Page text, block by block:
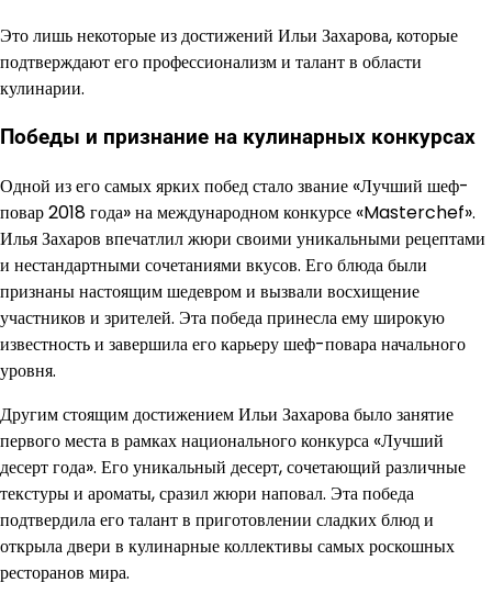
Это лишь некоторые из достижений Ильи Захарова, которые
подтверждают его профессионализм и талант в области
кулинарии.
Победы и признание на кулинарных конкурсах
Одной из его самых ярких побед стало звание «Лучший шеф-
повар 2018 года» на международном конкурсе «Masterchef».
Илья Захаров впечатлил жюри своими уникальными рецептами
и нестандартными сочетаниями вкусов. Его блюда были
признаны настоящим шедевром и вызвали восхищение
участников и зрителей. Эта победа принесла ему широкую
известность и завершила его карьеру шеф-повара начального
уровня.
Другим стоящим достижением Ильи Захарова было занятие
первого места в рамках национального конкурса «Лучший
десерт года». Его уникальный десерт, сочетающий различные
текстуры и ароматы, сразил жюри наповал. Эта победа
подтвердила его талант в приготовлении сладких блюд и
открыла двери в кулинарные коллективы самых роскошных
ресторанов мира.